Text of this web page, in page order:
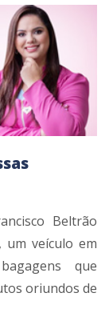
Beltrão
veículo em
que
oriundos de